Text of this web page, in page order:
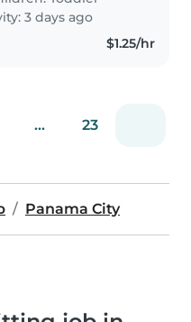
3 days ago
$1.25/hr
... 23
Panama City